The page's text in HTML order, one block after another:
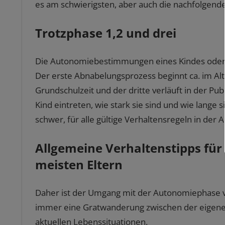
es am schwierigsten, aber auch die
Trotzphase 1,2 und drei
Die Autonomiebestimmungen eines Kindes
Der erste Abnabelungsprozess beginnt ca. im
Grundschulzeit und der dritte verläuft in der
Kind eintreten, wie stark sie sind und wie lange
schwer, für alle gültige Verhaltensregeln in der
Allgemeine Verhaltenstipps für
meisten Eltern
Daher ist der Umgang mit der
immer eine Gratwanderung zwischen der
aktuellen Lebenssituationen.